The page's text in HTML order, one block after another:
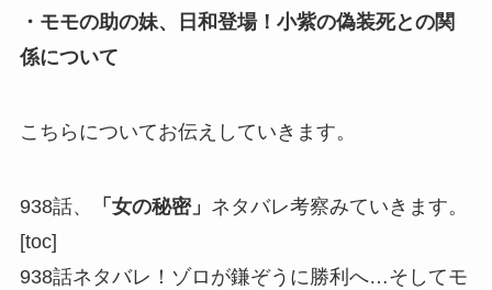
・モモの助の妹、日和登場！小紫の偽装死との関
係について
こちらについてお伝えしていきます。
938話、 「女の秘密」 ネタバレ考察みていきます。
[toc]
938話ネタバレ！ゾロが鎌ぞうに勝利へ…そしてモ